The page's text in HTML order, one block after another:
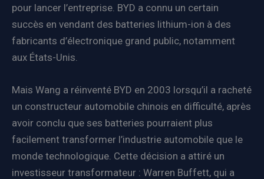
pour lancer l’entreprise. BYD a connu un certain
succès en vendant des batteries lithium-ion à des
fabricants d’électronique grand public, notamment
aux États-Unis.
Mais Wang a réinventé BYD en 2003 lorsqu’il a racheté
un constructeur automobile chinois en difficulté, après
avoir conclu que ses batteries pourraient plus
facilement transformer l’industrie automobile que le
monde technologique. Cette décision a attiré un
investisseur transformateur : Warren Buffett, qui a